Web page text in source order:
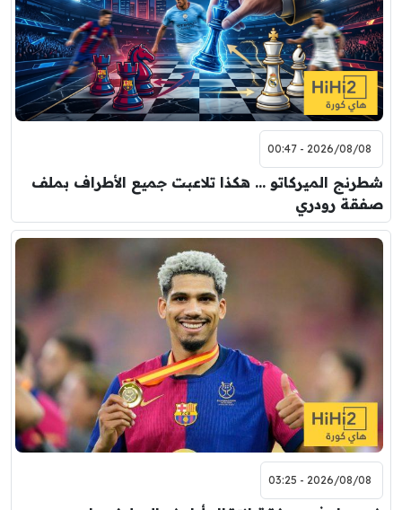
2026/08/08 - 00:47
شطرنج الميركاتو … هكذا تلاعبت جميع الأطراف بملف
صفقة رودري
2026/08/08 - 03:25